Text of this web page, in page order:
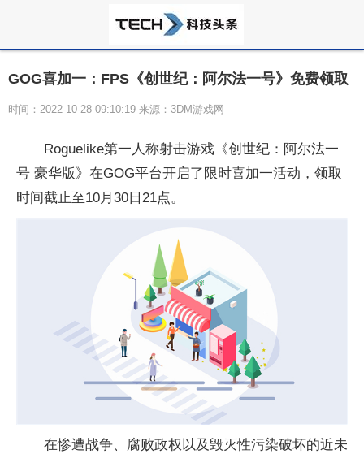
GOG喜加一：FPS《创世纪：阿尔法一号》免费领取
时间：2022-10-28 09:10:19 来源：3DM游戏网
Roguelike第一人称射击游戏《创世纪：阿尔法一
号 豪华版》在GOG平台开启了限时喜加一活动，领取
时间截止至10月30日21点。
在惨遭战争、腐败政权以及毁灭性污染破坏的近未